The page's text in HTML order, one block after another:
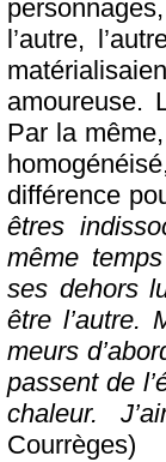
l’autre,
amoureuse.
Par la
différence
êtres
même
ses dehors
être l’autre.
meurs
passent de
chaleur.
Courrèges)